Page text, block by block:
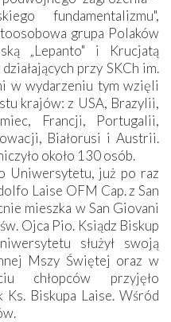
fundamentalizmu",
grupa Polaków
„Lepanto" i Krucjatą
przy SKCh im.
w wydarzeniu tym wzięli
krajów: z USA, Brazylii,
Francji, Portugalii,
Białorusi i Austrii.
około 130 osób.
Uniwersytetu, już po raz
Laise OFM Cap. z San
mieszka w San Giovani
Ojca Pio. Ksiądz Biskup
służył swoją
Mszy Świętej oraz w
chłopców przyjęło
Biskupa Laise. Wśród